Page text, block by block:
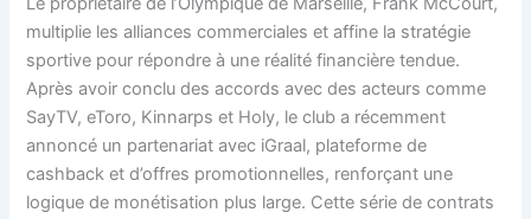
multiplie les alliances commerciales et affine la stratégie
sportive pour répondre à une réalité financière tendue.
Après avoir conclu des accords avec des acteurs comme
SayTV, eToro, Kinnarps et Holy, le club a récemment
annoncé un partenariat avec iGraal, plateforme de
cashback et d’offres promotionnelles, renforçant une
logique de monétisation plus large. Cette série de contrats